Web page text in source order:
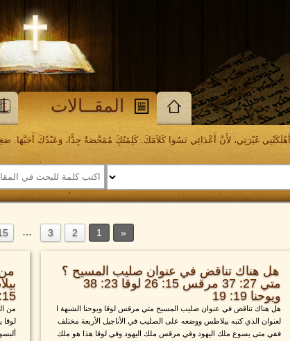
المقــالات
أَهْلَكَتْنِي غَيْرَتِي، لأَنَّ أَعْدَائِي نَسُوا كَلاَمَكَ. كَلِمَتُكَ مُمَحَّصَةٌ جِدًّا، وَعَبْدُكَ أَحَبَّهَا. صَغِيرٌ أَنَا
1
2
3
…
هل هناك تناقض في عنوان صليب المسيح ؟
متي 27: 37 مرقس 15: 26 لوقا 23: 38
ويوحنا 19: 19
هل هناك تناقض في عنوان صليب المسيح متي مرقس لوقا ويوحنا الشبهة ا
لعنوان الذي كتبه بيلاطس ووضعه على الصليب في الأناجيل الأربعة مختلف
ففي متى يسوع ملك اليهود وفي مرقس ملك اليهود وفي لوقا هذا هو ملك
15: 16 ولوقا 23: 11 يوحنا 19: 2
من
لوقا